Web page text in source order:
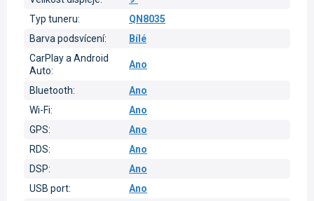
Typ tuneru:
QN8035
Barva podsvícení:
Bílé
CarPlay a Android
Auto:
Ano
Bluetooth:
Ano
Wi-Fi:
Ano
GPS:
Ano
RDS:
Ano
DSP:
Ano
USB port:
Ano